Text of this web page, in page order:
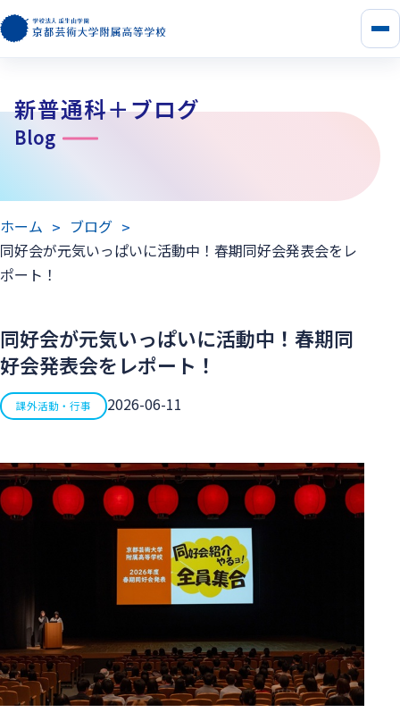
メ
ニ
く
新普通科＋ブログ
Blog
ホーム
ブログ
同好会が元気いっぱいに活動中！春期同好会発表会をレ
ポート！
同好会が元気いっぱいに活動中！春期同
好会発表会をレポート！
課外活動・行事 2026-06-11